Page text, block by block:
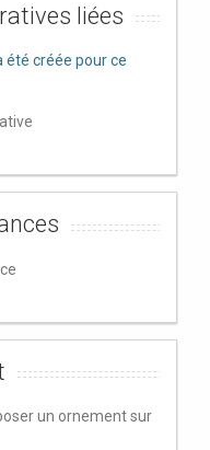
liées
créée pour ce
un ornement sur